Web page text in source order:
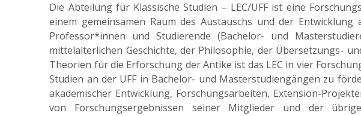
Die Abteilung für Klassische Studien – LEC/UFF ist eine
einem gemeinsamen Raum des Austauschs und der Entwicklung
Professor*innen und Studierende (Bachelor- und
mittelalterlichen Geschichte, der Philosophie, der Übersetzungs-
Theorien für die Erforschung der Antike ist das LEC in vier
Studien an der UFF in Bachelor- und Masterstudiengängen zu
akademischer Entwicklung, Forschungsarbeiten, Extension-
von Forschungsergebnissen seiner Mitglieder und der